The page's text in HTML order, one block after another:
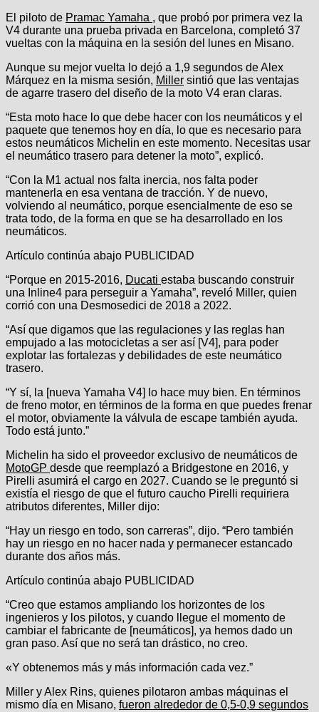
El piloto de Pramac Yamaha , que probó por primera vez la
V4 durante una prueba privada en Barcelona, completó 37
vueltas con la máquina en la sesión del lunes en Misano.
Aunque su mejor vuelta lo dejó a 1,9 segundos de Alex
Márquez en la misma sesión, Miller sintió que las ventajas
de agarre trasero del diseño de la moto V4 eran claras.
“Esta moto hace lo que debe hacer con los neumáticos y el
paquete que tenemos hoy en día, lo que es necesario para
estos neumáticos Michelin en este momento. Necesitas usar
el neumático trasero para detener la moto”, explicó.
“Con la M1 actual nos falta inercia, nos falta poder
mantenerla en esa ventana de tracción. Y de nuevo,
volviendo al neumático, porque esencialmente de eso se
trata todo, de la forma en que se ha desarrollado en los
neumáticos.
Artículo continúa abajo PUBLICIDAD
“Porque en 2015-2016, Ducati estaba buscando construir
una Inline4 para perseguir a Yamaha”, reveló Miller, quien
corrió con una Desmosedici de 2018 a 2022.
“Así que digamos que las regulaciones y las reglas han
empujado a las motocicletas a ser así [V4], para poder
explotar las fortalezas y debilidades de este neumático
trasero.
“Y sí, la [nueva Yamaha V4] lo hace muy bien. En términos
de freno motor, en términos de la forma en que puedes frenar
el motor, obviamente la válvula de escape también ayuda.
Todo está junto.”
Michelin ha sido el proveedor exclusivo de neumáticos de
MotoGP desde que reemplazó a Bridgestone en 2016, y
Pirelli asumirá el cargo en 2027. Cuando se le preguntó si
existía el riesgo de que el futuro caucho Pirelli requiriera
atributos diferentes, Miller dijo:
“Hay un riesgo en todo, son carreras”, dijo. “Pero también
hay un riesgo en no hacer nada y permanecer estancado
durante dos años más.
Artículo continúa abajo PUBLICIDAD
“Creo que estamos ampliando los horizontes de los
ingenieros y los pilotos, y cuando llegue el momento de
cambiar el fabricante de [neumáticos], ya hemos dado un
gran paso. Así que no será tan drástico, no creo.
«Y obtenemos más y más información cada vez.”
Miller y Alex Rins, quienes pilotaron ambas máquinas el
mismo día en Misano, fueron alrededor de 0,5-0,9 segundos